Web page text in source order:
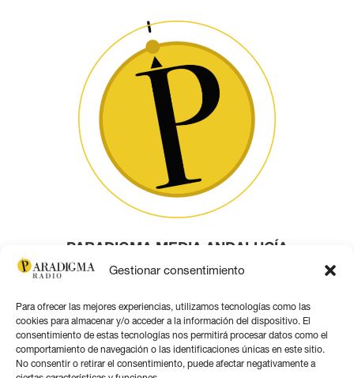
Gestionar consentimiento
Para ofrecer las mejores experiencias, utilizamos tecnologías como las
cookies para almacenar y/o acceder a la información del dispositivo. El
consentimiento de estas tecnologías nos permitirá procesar datos como el
comportamiento de navegación o las identificaciones únicas en este sitio.
No consentir o retirar el consentimiento, puede afectar negativamente a
PARADIGMA MEDIA ANDALUCÍA
Este obra está bajo unalicencia de Creative Commons
Reconocimiento 4.0 Internacional.
Contacto por correo